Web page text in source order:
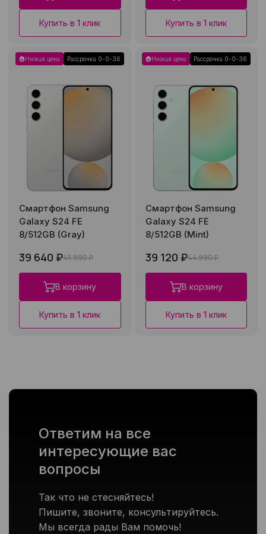
Купить в 1 клик Купить в 1 клик
Низкая цена Рассрочка 0-0-36
Смартфон Samsung
Galaxy S24 FE
8/512GB (Gray)
39 640 ₽45 990 ₽
В корзину
Купить в 1 клик
Низкая цена Рассрочка 0-0-36
Смартфон Samsung
Galaxy S24 FE
8/512GB (Mint)
39 120 ₽44 990 ₽
В корзину
Купить в 1 клик
Ответим на все
интересующие вас
вопросы
Так что не стесняйтесь!
Пишите, звоните, консультируйтесь.
Мы всегда рады Вам помочь!